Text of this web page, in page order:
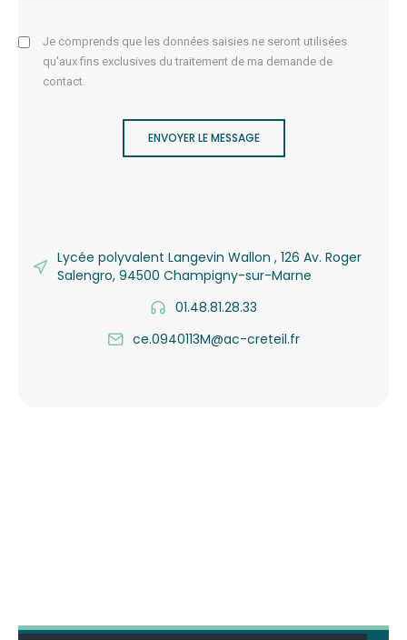
Je comprends que les données saisies ne seront utilisées
qu'aux fins exclusives du traitement de ma demande de
contact.
ENVOYER LE MESSAGE
Lycée polyvalent Langevin Wallon , 126 Av. Roger
Salengro, 94500 Champigny-sur-Marne
01.48.81.28.33
ce.0940113M@ac-creteil.fr